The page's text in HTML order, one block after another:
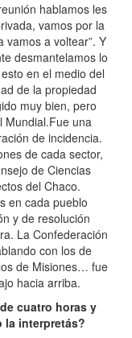
hablamos les
vamos por la
vamos a voltear”. Y
desmantelamos lo
en el medio del
de la propiedad
muy bien, pero
Mundial.Fue una
de incidencia.
de cada sector,
de Ciencias
del Chaco.
en cada pueblo
y de resolución
La Confederación
con los de
de Misiones… fue
hacia arriba.
cuatro horas y
la interpretás?